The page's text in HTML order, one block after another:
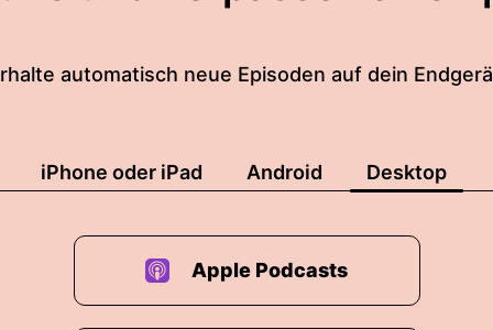
automatisch neue Episoden auf dein
iPhone oder iPad Android Desktop
Apple Podcasts